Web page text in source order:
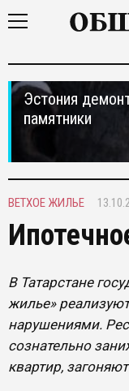
Эстония
памятники
ВЕТХОЕ ЖИЛЬЕ
В Татарстане
жилье»
нарушениями.
сознательно
квартир,